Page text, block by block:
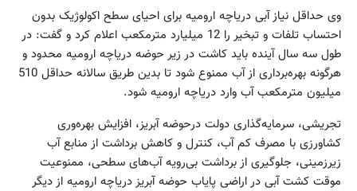
وی حداقل نیاز آبی دریاچه ارومیه برای احیای سطح اکولوژیک بدون
احتساب تلفات و تبخیر را 12 میلیارد مترمکعب اعلام کرد و گفت: در
طول سه سال آینده باید کاشت در زیر حوضه دریاچه ارومیه محدود و
هرگونه بهره‌برداری از آب ممنوع شود تا بدین طریق سالانه حداقل 510
میلیون مترمکعب آب وارد دریاچه ارومیه شود.
تجریشی، سرمایه‌گذاری دولت درحوضه آبریز، افزایش بهره‌وری
کشاورزی با مصرف کم آب، کنترل و کاهش برداشت از منابع آب
زیرزمینی، جلوگیری از برداشت بی‌رویه آب‌های سطحی، ممنوعیت
موقت کشت آبی در اراضی پایاب حوضه آبریز دریاچه ارومیه از دیگر